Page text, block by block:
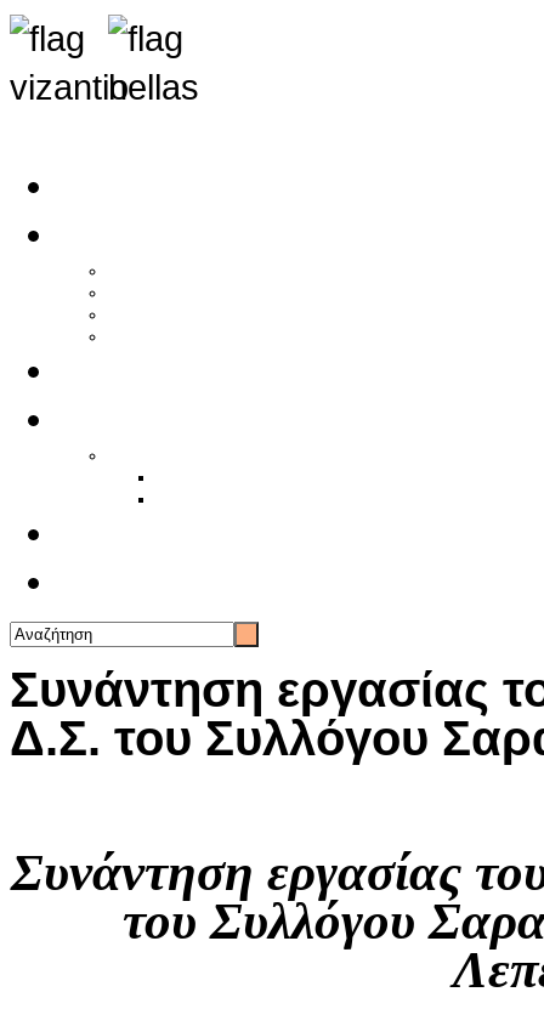
Συνάντηση εργασίας
Δ.Σ. του Συλλόγου
Συνάντηση εργασίας
του Συλλόγου